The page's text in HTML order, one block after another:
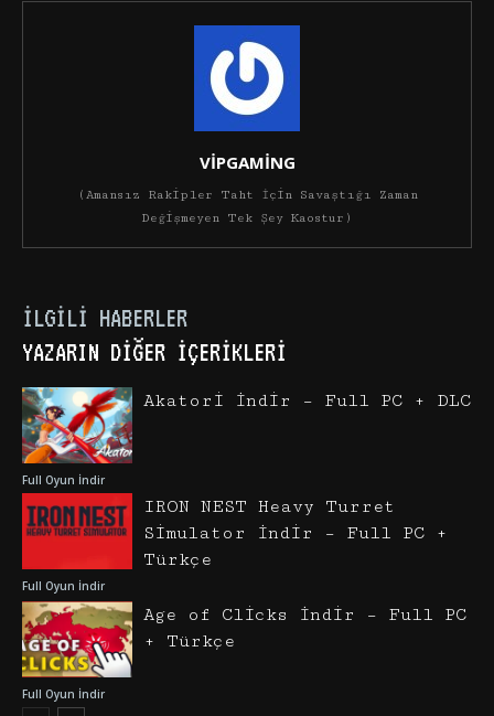
VİPGAMİNG
(Amansız Rakipler Taht İçin Savaştığı Zaman
Değişmeyen Tek Şey Kaostur)
İLGILI HABERLER
YAZARIN DIĞER İÇERIKLERI
Full Oyun İndir
Akatori İndir – Full PC + DLC
Full Oyun İndir
IRON NEST Heavy Turret
Simulator İndir – Full PC +
Türkçe
Full Oyun İndir
Age of Clicks İndir – Full PC
+ Türkçe